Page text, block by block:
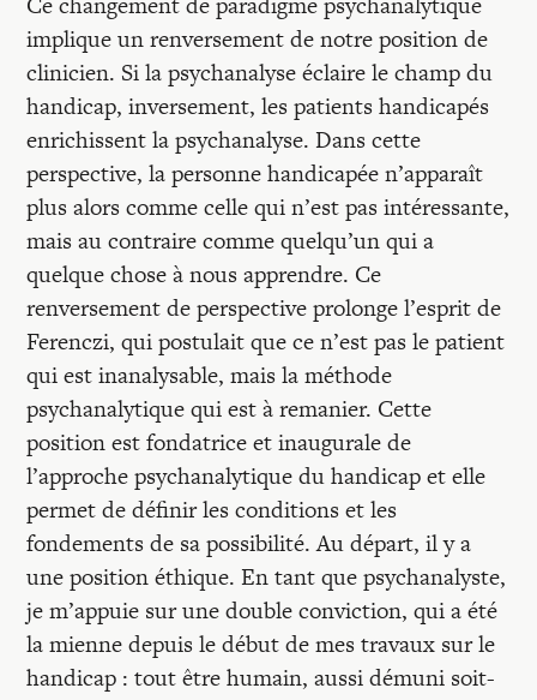
implique un renversement de notre position de
clinicien. Si la psychanalyse éclaire le champ du
handicap, inversement, les patients handicapés
enrichissent la psychanalyse. Dans cette
perspective, la personne handicapée n’apparaît
plus alors comme celle qui n’est pas intéressante,
mais au contraire comme quelqu’un qui a
quelque chose à nous apprendre. Ce
renversement de perspective prolonge l’esprit de
Ferenczi, qui postulait que ce n’est pas le patient
qui est inanalysable, mais la méthode
psychanalytique qui est à remanier. Cette
position est fondatrice et inaugurale de
l’approche psychanalytique du handicap et elle
permet de définir les conditions et les
fondements de sa possibilité. Au départ, il y a
une position éthique. En tant que psychanalyste,
je m’appuie sur une double conviction, qui a été
la mienne depuis le début de mes travaux sur le
handicap : tout être humain, aussi démuni soit-